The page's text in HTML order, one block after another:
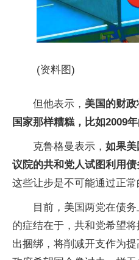
(资料图)
但他表示， 美国的财
国家那样糟糕，比如2009
克鲁格曼表示， 如果
议院的共和党人试图利用
这些让步是不可能通过正常
目前，美国两党在债
的症结在于，共和党希望
出捆绑，将削减开支作为